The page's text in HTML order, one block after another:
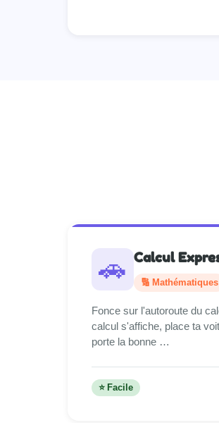
🚗 Calcul
🔢 Mathématiques
Fonce sur l'autoroute du
calcul s'affiche, place ta
porte la bonne …
⭐ Facile